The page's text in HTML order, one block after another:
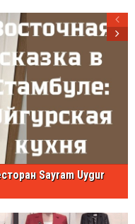
Sayram Uygur